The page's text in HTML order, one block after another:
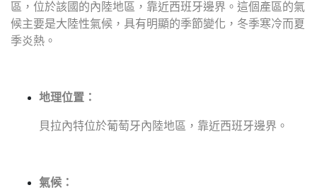
區，位於該國的內陸地區，靠近西班牙邊界。這個產區的氣
候主要是大陸性氣候，具有明顯的季節變化，冬季寒冷而夏
季炎熱 。
地理位置：
貝拉內特位於葡萄牙內陸地區，靠近西班牙邊界。
氣候：